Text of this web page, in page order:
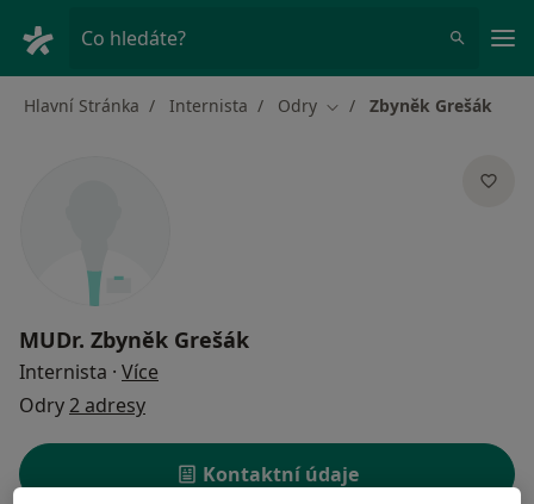
Co hledáte?
Hlavní Stránka Internista Odry Změna města
Zbyněk Grešák
MUDr. Zbyněk Grešák
Internista · Více
Odry2 adresy
Kontaktní údaje